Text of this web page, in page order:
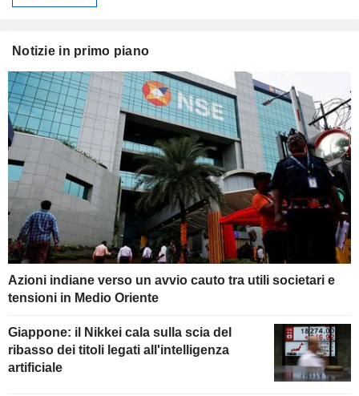
Notizie in primo piano
Azioni indiane verso un avvio cauto tra utili societari e
tensioni in Medio Oriente
Giappone: il Nikkei cala sulla scia del
ribasso dei titoli legati all'intelligenza
artificiale